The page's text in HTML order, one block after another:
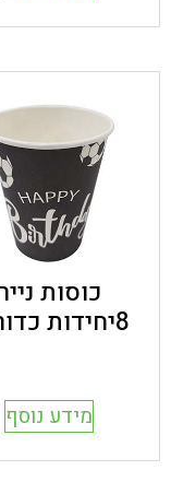
כוסות
8יחידות כדורגל
מידע נוסף